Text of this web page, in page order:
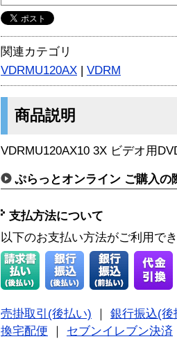
関連カテゴリ
VDRMU120AX | VDRM
商品説明
VDRMU120AX10 3X ビデオ用
ぷらっとオンライン ご購入の
支払方法について
以下のお支払い方法がご利用で
売掛取引(後払い)
銀行振込(後
換宅配便
セブンイレブン決済